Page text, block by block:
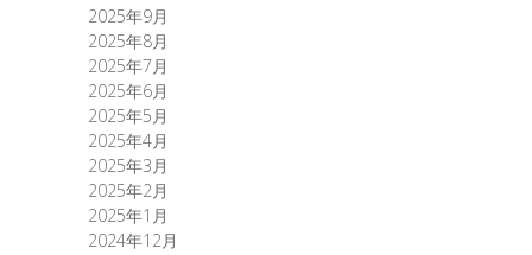
2025年9月
2025年8月
2025年7月
2025年6月
2025年5月
2025年4月
2025年3月
2025年2月
2025年1月
2024年12月